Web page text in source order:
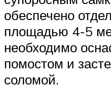
обеспечено
площадью 4-5
необходимо
помостом и
соломой.